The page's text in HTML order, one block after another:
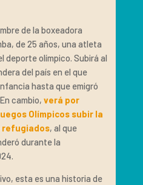
de la boxeadora
de 25 años, una atleta
deporte olímpico. Subirá al
del país en el que
hasta que emigró
cambio,verá por
Olímpicos subir la
refugiados, al que
durante la
esta es una historia de